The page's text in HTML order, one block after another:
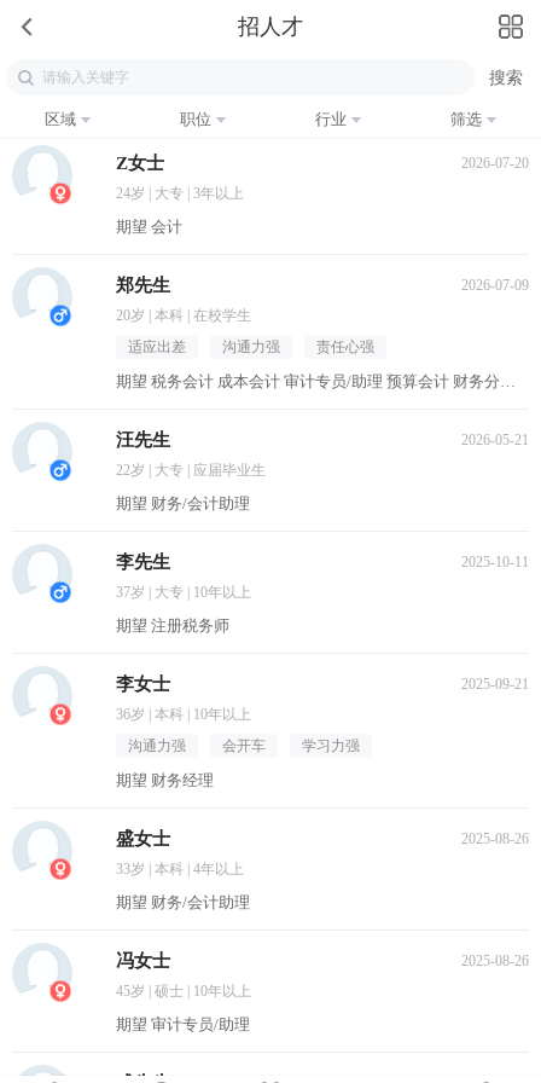
招人才
区域 职位 行业 筛选
Z女士
2026-07-20
24岁 | 大专 | 3年以上
期望 会计
郑先生
2026-07-09
20岁 | 本科 | 在校学生
适应出差
沟通力强 责任心强
期望 税务会计 成本会计 审计专员/助理 预算会计 财务分析员
汪先生
2026-05-21
22岁 | 大专 | 应届毕业生
期望 财务/会计助理
李先生
2025-10-11
37岁 | 大专 | 10年以上
期望 注册税务师
李女士
2025-09-21
36岁 | 本科 | 10年以上
沟通力强
会开车 学习力强
期望 财务经理
盛女士
2025-08-26
33岁 | 本科 | 4年以上
期望 财务/会计助理
冯女士
2025-08-26
45岁 | 硕士 | 10年以上
期望 审计专员/助理